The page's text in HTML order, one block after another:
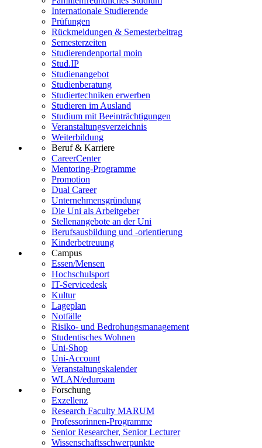
Internationale Studierende
Prüfungen
Rückmeldungen & Semesterbeitrag
Semesterzeiten
Studierendenportal moin
Stud.IP
Studienangebot
Studienberatung
Studiertechniken erwerben
Studieren im Ausland
Studium mit Beeinträchtigungen
Veranstaltungsverzeichnis
Weiterbildung
Beruf & Karriere
CareerCenter
Mentoring-Programme
Promotion
Dual Career
Unternehmensgründung
Die Uni als Arbeitgeber
Stellenangebote an der Uni
Berufsausbildung und -orientierung
Kinderbetreuung
Campus
Essen/Mensen
Hochschulsport
IT-Servicedesk
Kultur
Lageplan
Notfälle
Risiko- und Bedrohungsmanagement
Studentisches Wohnen
Uni-Shop
Uni-Account
Veranstaltungskalender
WLAN/eduroam
Forschung
Exzellenz
Research Faculty MARUM
Professorinnen-Programme
Senior Researcher, Senior Lecturer
Wissenschaftsschwerpunkte